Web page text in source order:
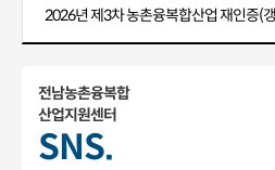
전남농촌융복합
산업지원센터
SNS.